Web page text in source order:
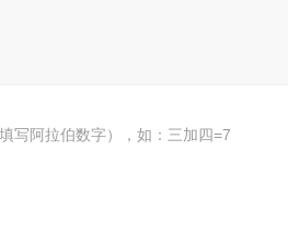
写阿拉伯数字），如：三加四=7